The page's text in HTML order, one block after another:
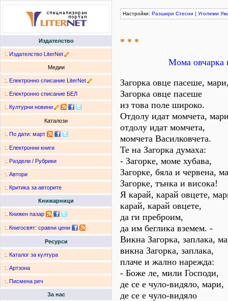
Издателство
:. Издателство LiterNet
Медии
:. Електронно списание LiterNet
:. Електронно списание БЕЛ
:. Културни новини
Каталози
:. По дати: март
:. Електронни книги
:. Раздели / Рубрики
:. Автори
:. Критика за авторите
Книжарници
:. Книжен пазар
:. Книгосвят: сравни цени
Ресурси
:. Каталог за култура
:. Артзона
:. Писмена реч
За нас
Настройки: Разшири Стесни | Уголеми
* * *
Мома овчарка
Загорка овце пасеше,
Загорка овце пасеше
из това поле широко.
Отдолу идат момчета,
отдолу идат момчета,
момчета Василковчета.
Те на Загорка думаха:
- Загорке, моме хубава,
Загорке, бяла и червена,
Загорке, тънка и висока!
Я карай, карай овцете,
карай, карай овцете,
да ги преброим,
да им беглика вземем. -
Викна Загорка, заплака,
викна Загорка, заплака,
плаче и жално нарежда:
- Боже ле, мили Господи,
де се е чуло-видяло, мари,
де се е чуло-видяло